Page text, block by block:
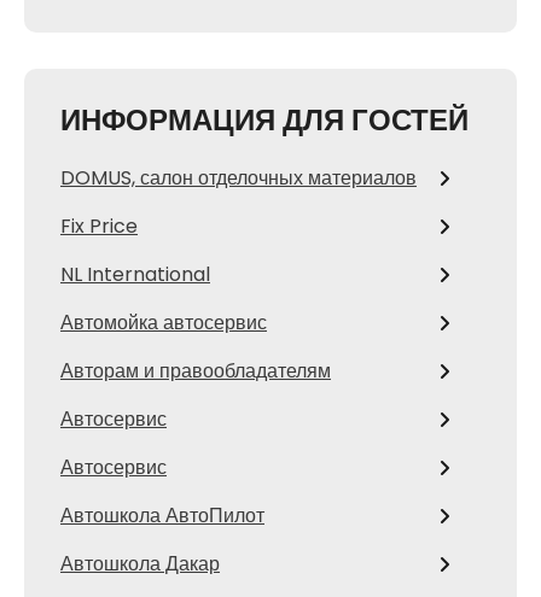
ИНФОРМАЦИЯ ДЛЯ ГОСТЕЙ
DOMUS, салон отделочных материалов
Fix Price
NL International
Автомойка автосервис
Авторам и правообладателям
Автосервис
Автосервис
Автошкола АвтоПилот
Автошкола Дакар